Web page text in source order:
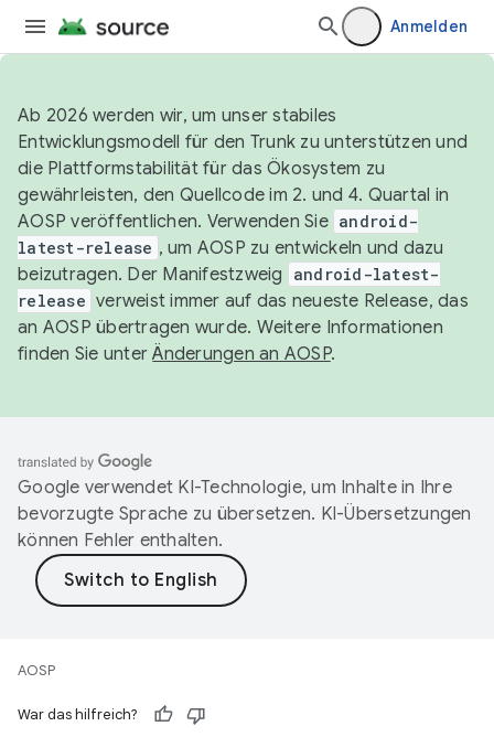
Anmelden
Ab 2026 werden wir, um unser stabiles
Entwicklungsmodell für den Trunk zu unterstützen und
die Plattformstabilität für das Ökosystem zu
gewährleisten, den Quellcode im 2. und 4. Quartal in
AOSP veröffentlichen. Verwenden Sie android-
latest-release , um AOSP zu entwickeln und dazu
beizutragen. Der Manifestzweig
android-latest-
release verweist immer auf das neueste Release, das
an AOSP übertragen wurde. Weitere Informationen
finden Sie unterÄnderungen an AOSP.
Google verwendet KI-Technologie, um Inhalte in Ihre
bevorzugte Sprache zu übersetzen. KI-Übersetzungen
können Fehler enthalten.
AOSP
War das hilfreich?